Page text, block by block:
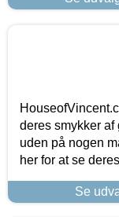
deres smykker
uden på nogen
her for at se
Se